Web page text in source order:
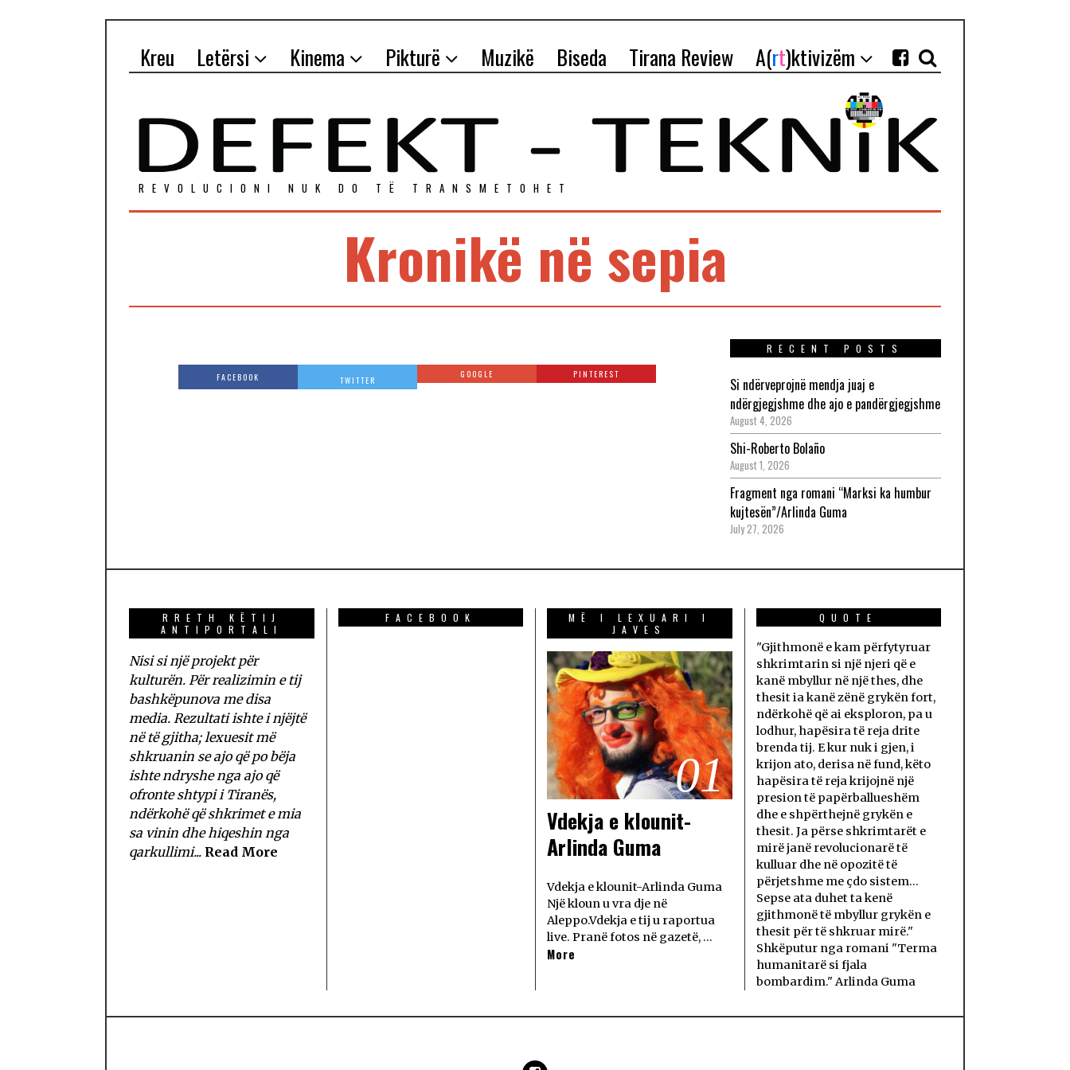
Kreu Letërsi Kinema Pikturë Muzikë Biseda Tirana Review A(rt)ktivizëm
REVOLUCIONI NUK DO TЁ TRANSMETOHET
Kronikë në sepia
FACEBOOK TWITTER
GOOGLE PINTEREST
RECENT POSTS
Si ndërveprojnë mendja juaj e
ndërgjegjshme dhe ajo e pandërgjegjshme
August 4, 2026
Shi-Roberto Bolaño
August 1, 2026
Fragment nga romani “Marksi ka humbur
kujtesën”/Arlinda Guma
July 27, 2026
RRETH KËTIJ
ANTIPORTALI
Nisi si një projekt për
kulturën. Për realizimin e tij
bashkëpunova me disa
media. Rezultati ishte i njëjtë
në të gjitha; lexuesit më
shkruanin se ajo që po bëja
ishte ndryshe nga ajo që
ofronte shtypi i Tiranës,
ndërkohë që shkrimet e mia
sa vinin dhe hiqeshin nga
qarkullimi... Read More
FACEBOOK
MË I LEXUARI I
JAVES
01
Vdekja e klounit-
Arlinda Guma
Vdekja e klounit-Arlinda Guma
Një kloun u vra dje në
Aleppo.Vdekja e tij u raportua
live. Pranë fotos në gazetë, …
More
QUOTE
"Gjithmonë e kam përfytyruar
shkrimtarin si një njeri që e
kanë mbyllur në një thes, dhe
thesit ia kanë zënë grykën fort,
ndërkohë që ai eksploron, pa u
lodhur, hapësira të reja drite
brenda tij. E kur nuk i gjen, i
krijon ato, derisa në fund, këto
hapësira të reja krijojnë një
presion të papërballueshëm
dhe e shpërthejnë grykën e
thesit. Ja përse shkrimtarët e
mirë janë revolucionarë të
kulluar dhe në opozitë të
përjetshme me çdo sistem...
Sepse ata duhet ta kenë
gjithmonë të mbyllur grykën e
thesit për të shkruar mirë."
Shkëputur nga romani "Terma
humanitarë si fjala
bombardim." Arlinda Guma